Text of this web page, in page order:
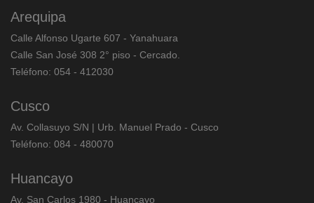
Arequipa
Calle Alfonso Ugarte 607 - Yanahuara
Calle San José 308 2° piso - Cercado.
Teléfono: 054 - 412030
Cusco
Av. Collasuyo S/N | Urb. Manuel Prado - Cusco
Teléfono: 084 - 480070
Huancayo
Av. San Carlos 1980 - Huancayo